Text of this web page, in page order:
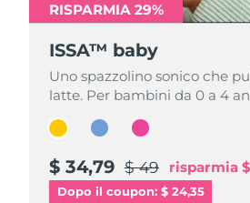
RISPARMIA 29%
ISSA™ baby
Uno spazzolino sonico che
latte. Per bambini da 0 a 4
$ 34,79 $ 49 risparmia
Dopo il coupon: $ 24,35
RISPARMIA 29%
ISSA™ baby
Uno spazzolino sonico che
latte. Per bambini da 0 a 4
$ 34,79 $ 49 risparmia
RISPARMIA 29%
ISSA™ baby
Uno spazzolino sonico che
latte. Per bambini da 0 a 4
$ 34,79 $ 49 risparmia